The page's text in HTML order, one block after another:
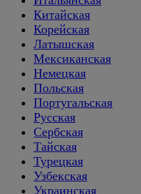
Китайская
Корейская
Латышская
Мексиканская
Немецкая
Польская
Португальская
Русская
Сербская
Тайская
Турецкая
Узбекская
Украинская